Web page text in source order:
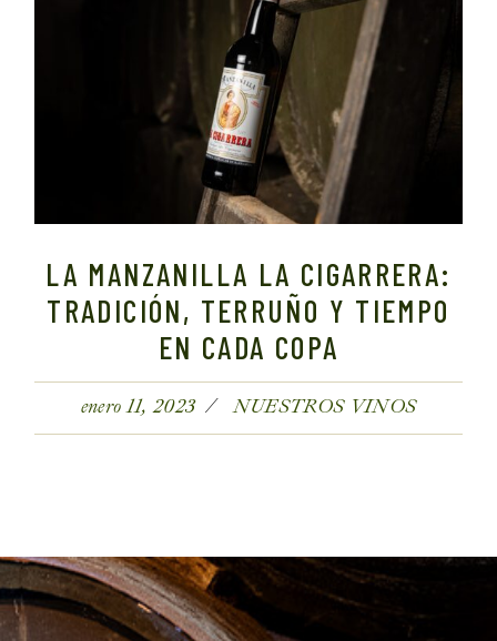
LA MANZANILLA LA CIGARRERA:
TRADICIÓN, TERRUÑO Y TIEMPO
EN CADA COPA
enero 11, 2023 NUESTROS VINOS